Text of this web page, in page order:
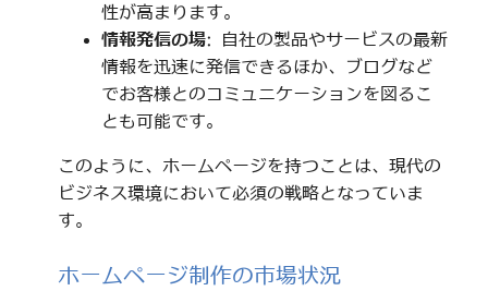
性が高まります。
情報発信の場: 自社の製品やサービスの最新
情報を迅速に発信できるほか、ブログなど
でお客様とのコミュニケーションを図るこ
とも可能です。
このように、ホームページを持つことは、現代の
ビジネス環境において必須の戦略となっていま
す。
ホームページ制作の市場状況